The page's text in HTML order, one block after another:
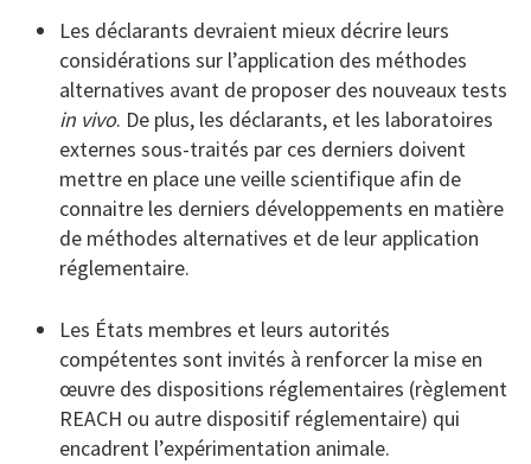
Les déclarants devraient mieux décrire leurs
considérations sur l’application des méthodes
alternatives avant de proposer des nouveaux tests
in vivo. De plus, les déclarants, et les laboratoires
externes sous-traités par ces derniers doivent
mettre en place une veille scientifique afin de
connaitre les derniers développements en matière
de méthodes alternatives et de leur application
réglementaire.
Les États membres et leurs autorités
compétentes sont invités à renforcer la mise en
œuvre des dispositions réglementaires (règlement
REACH ou autre dispositif réglementaire) qui
encadrent l’expérimentation animale.